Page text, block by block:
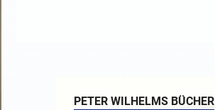
PETER WILHELMS BÜCHER